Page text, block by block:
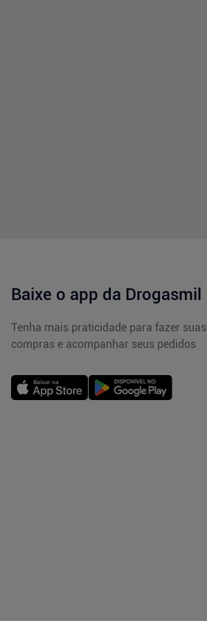
Baixe o app da Drogasmil
Tenha mais praticidade para fazer suas
compras e acompanhar seus pedidos